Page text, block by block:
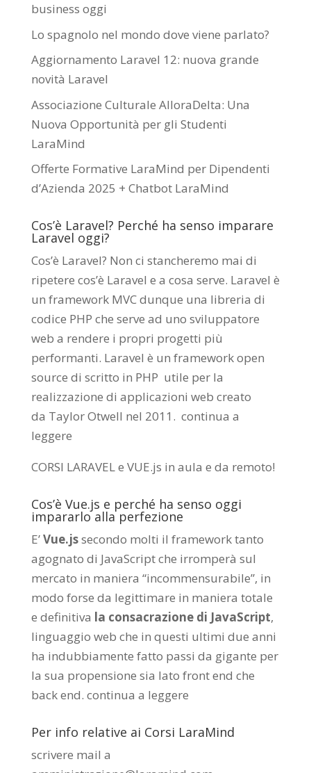
business oggi
Lo spagnolo nel mondo dove viene parlato?
Aggiornamento Laravel 12: nuova grande
novità Laravel
Associazione Culturale AlloraDelta: Una
Nuova Opportunità per gli Studenti
LaraMind
Offerte Formative LaraMind per Dipendenti
d’Azienda 2025 + Chatbot LaraMind
Cos’è Laravel? Perché ha senso imparare
Laravel oggi?
Cos’è Laravel? Non ci stancheremo mai di
ripetere cos’è Laravel e a cosa serve. Laravel è
un framework MVC dunque una libreria di
codice PHP che serve ad uno sviluppatore
web a rendere i propri progetti più
performanti. Laravel è un framework open
source di scritto in PHP utile per la
realizzazione di applicazioni web creato
da Taylor Otwell nel 2011. continua a
leggere
CORSI LARAVEL e VUE.js in aula e da remoto!
Cos’è Vue.js e perché ha senso oggi
impararlo alla perfezione
E’Vue.jssecondo molti il framework tanto
agognato di JavaScript che irromperà sul
mercato in maniera “incommensurabile”, in
modo forse da legittimare in maniera totale
e definitiva la consacrazione di JavaScript,
linguaggio web che in questi ultimi due anni
ha indubbiamente fatto passi da gigante per
la sua propensione sia lato front end che
back end. continua a leggere
Per info relative ai Corsi LaraMind
scrivere mail a